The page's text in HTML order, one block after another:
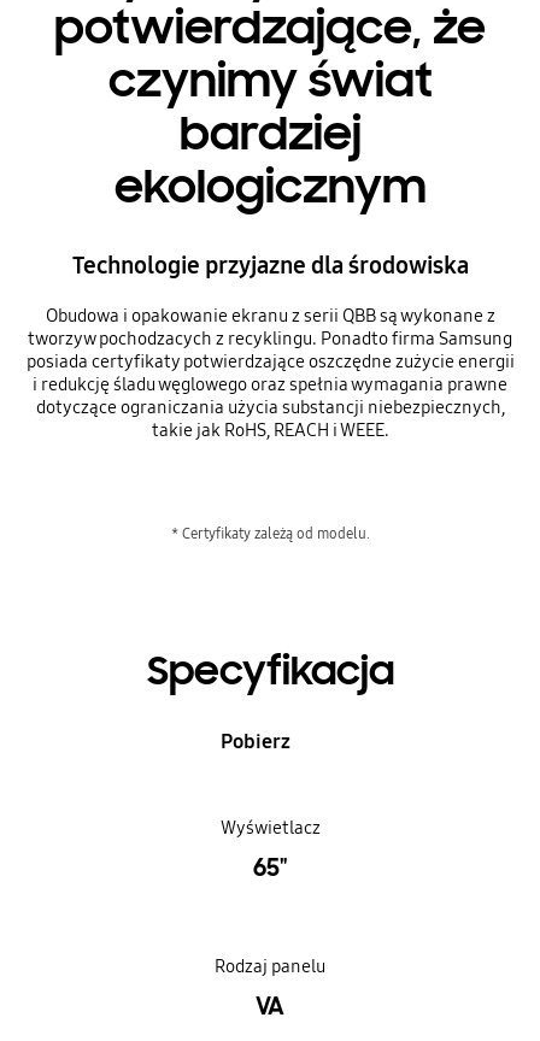
potwierdzające, że
czynimy świat
bardziej
ekologicznym
Technologie przyjazne dla środowiska
Obudowa i opakowanie ekranu z serii QBB są wykonane z
tworzyw pochodzacych z recyklingu. Ponadto firma Samsung
posiada certyfikaty potwierdzające oszczędne zużycie energii
i redukcję śladu węglowego oraz spełnia wymagania prawne
dotyczące ograniczania użycia substancji niebezpiecznych,
takie jak RoHS, REACH i WEEE.
* Certyfikaty zależą od modelu.
Specyfikacja
Pobierz
Wyświetlacz
65"
Rodzaj panelu
VA